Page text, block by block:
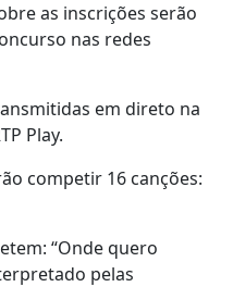
as inscrições serão
nas redes
em direto na
Play.
competir 16 canções:
“Onde quero
pelas